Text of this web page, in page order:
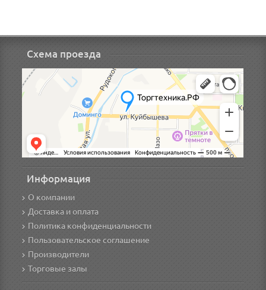
Схема проезда
Информация
О компании
Доставка и оплата
Политика конфиденциальности
Пользовательское соглашение
Производители
Торговые залы